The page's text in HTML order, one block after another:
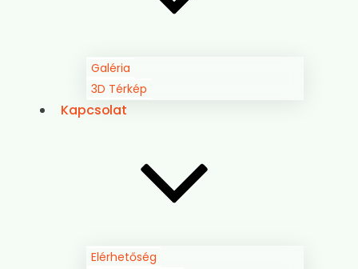
Galéria
3D Térkép
Kapcsolat
Elérhetőség